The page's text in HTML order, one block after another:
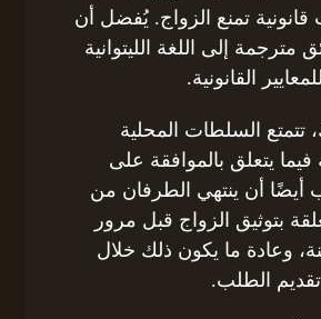
تمنع الزواج. يُفضل أن
مترجمة إلى اللغة الليتوانية
القانونية.
تتمتع السلطات المحلية
يتعلق بالموافقة على
أيضًا أن ينتهي الطرفان من
بتوثيق الزواج قبل مرور
وعادة ما يكون ذلك خلال
الطلب.